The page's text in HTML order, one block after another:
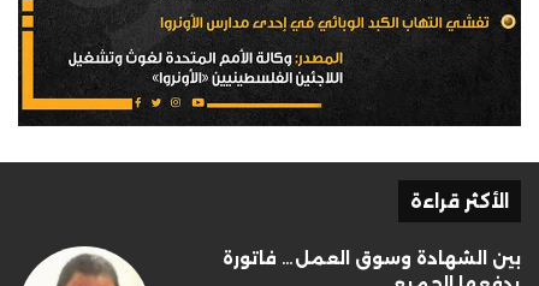
الأكثر قراءة
بين الشهادة وسوق العمل… فاتورة